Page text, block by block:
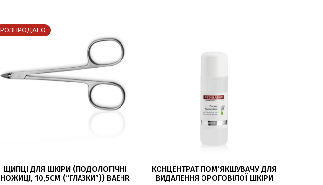
РОЗПРОДАНО
ЧИТАТИ ДАЛІ
ЩИПЦІ ДЛЯ ШКІРИ (ПОДОЛОГІЧНІ
НОЖИЦІ, 10,5СМ (“ГЛАЗКИ”)) BAEHR
ДОДАТИ В КОШИК
КОНЦЕНТРАТ ПОМ’ЯКШУВАЧУ ДЛЯ
ВИДАЛЕННЯ ОРОГОВІЛОЇ ШКІРИ